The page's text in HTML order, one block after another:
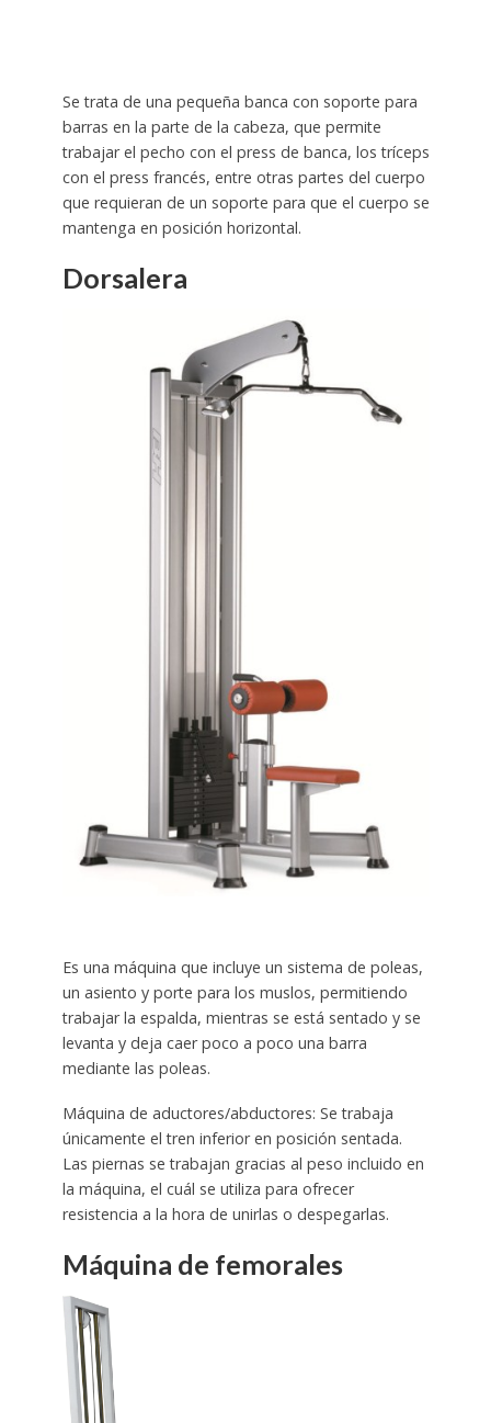
Se trata de una pequeña banca con soporte para
barras en la parte de la cabeza, que permite
trabajar el pecho con el press de banca, los tríceps
con el press francés, entre otras partes del cuerpo
que requieran de un soporte para que el cuerpo se
mantenga en posición horizontal.
Dorsalera
Es una máquina que incluye un sistema de poleas,
un asiento y porte para los muslos, permitiendo
trabajar la espalda, mientras se está sentado y se
levanta y deja caer poco a poco una barra
mediante las poleas.
Máquina de aductores/abductores: Se trabaja
únicamente el tren inferior en posición sentada.
Las piernas se trabajan gracias al peso incluido en
la máquina, el cuál se utiliza para ofrecer
resistencia a la hora de unirlas o despegarlas.
Máquina de femorales